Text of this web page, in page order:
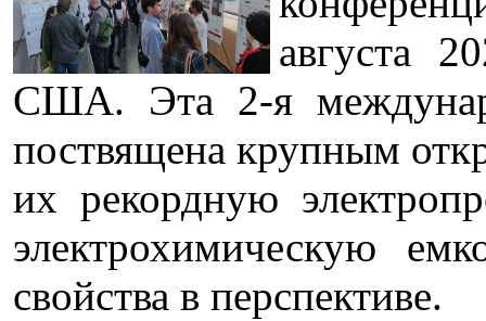
августа
США. Эта 2-я
поствящена крупным
их рекордную
электрохимическую
свойства в перспективе.